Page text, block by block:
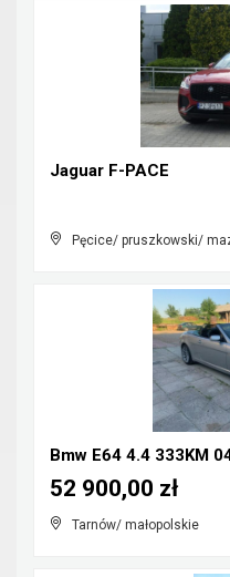
Jaguar F-PACE
Pęcice/ pruszkowski/
Bmw E64 4.4 333KM
Tarnów/ małopolskie
52 900,00 zł